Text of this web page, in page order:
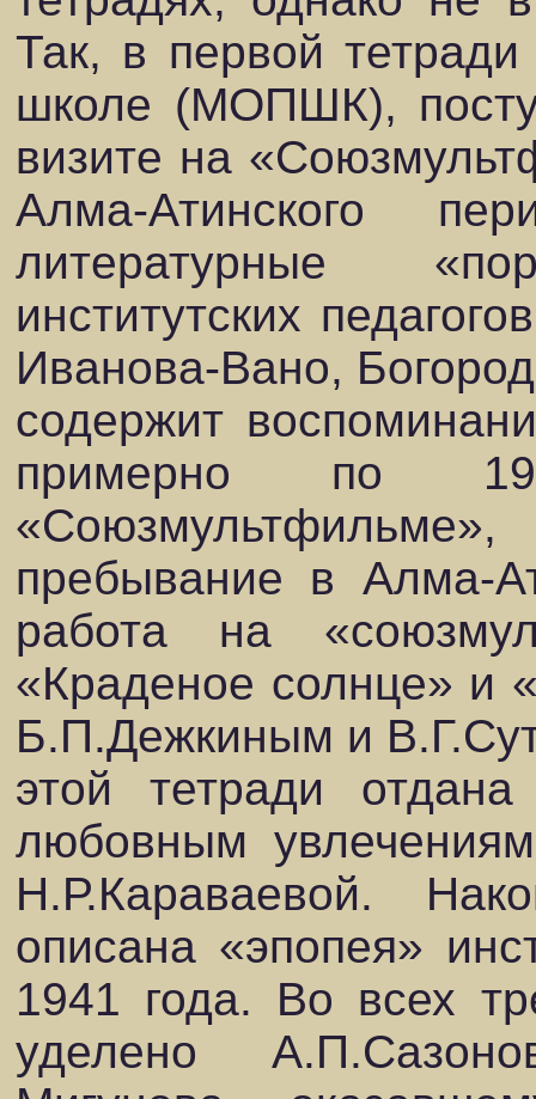
Так, в первой
школе (МОПШК),
визите на
Алма-Атинского
литературные
институтских
Иванова-Вано,
содержит
примерно по
пребывание в Алма-
работа на
«Краденое солнце» и
Б.П.Дежкиным и
этой тетради
любовным
Н.Р.Караваевой.
описана «эпопея»
1941 года. Во всех
уделено